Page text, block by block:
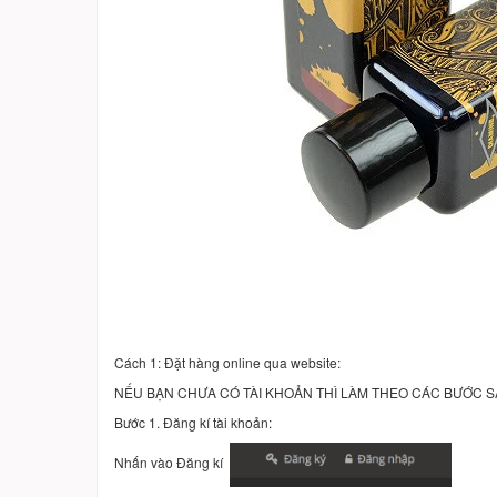
Cách 1: Đặt hàng online qua website:
NẾU BẠN CHƯA CÓ TÀI KHOẢN THÌ LÀM THEO CÁC BƯỚC
Bước 1. Đăng kí tài khoản:
Nhấn vào Đăng kí